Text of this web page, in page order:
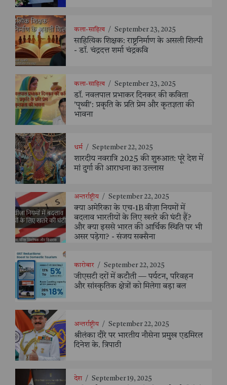
कला-साहित्य / September 23, 2025
साहित्यिक शिक्षक: राष्ट्रनिर्माण के असली शिल्पी
- डॉ. चंद्रदत्त शर्मा चंद्रकवि
कला-साहित्य / September 23, 2025
डॉ. नवलपाल प्रभाकर दिनकर की कविता
'पृथ्वी': प्रकृति के प्रति प्रेम और कृतज्ञता की
भावना
धर्म / September 22, 2025
शारदीय नवरात्रि 2025 की शुरुआत: पूरे देश में
मां दुर्गा की आराधना का उल्लास
अन्तर्राष्ट्रीय / September 22, 2025
क्या अमेरिका के एच-1B वीज़ा नियमों में
बदलाव भारतीयों के लिए खतरे की घंटी हैं?
और क्या इससे भारत की आर्थिक स्थिति पर भी
असर पड़ेगा? - संजय सक्सैना
कारोबार / September 22, 2025
जीएसटी दरों में कटौती — पर्यटन, परिवहन
और सांस्कृतिक क्षेत्रों को मिलेगा बड़ा बल
अन्तर्राष्ट्रीय / September 22, 2025
श्रीलंका दौरे पर भारतीय नौसेना प्रमुख एडमिरल
दिनेश के. त्रिपाठी
देश / September 19, 2025